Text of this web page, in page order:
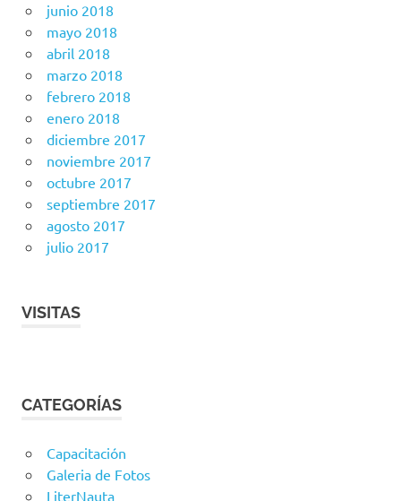
junio 2018
mayo 2018
abril 2018
marzo 2018
febrero 2018
enero 2018
diciembre 2017
noviembre 2017
octubre 2017
septiembre 2017
agosto 2017
julio 2017
VISITAS
CATEGORÍAS
Capacitación
Galeria de Fotos
LiterNauta